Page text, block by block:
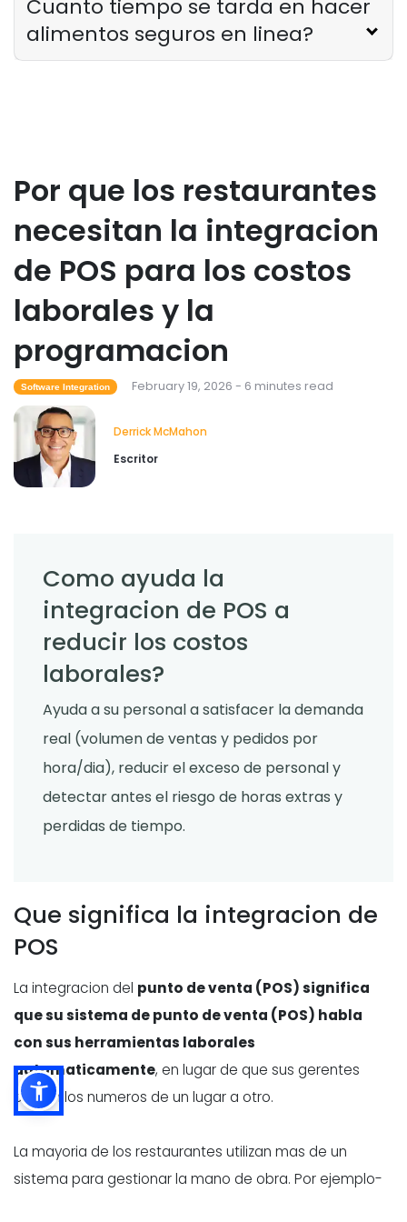
Como saber si su restaurante ha
superado su oferta tecnologica
Derrick McMahon Feb 04, 2026
Derrick McMahon Feb 04, 2026
Como el software de inventario de
restaurantes ayuda a controlar los
costos de los alimentos
Derrick McMahon
Que tecnologia para restaurantes
Derrick McMahon
Cuanto tiempo se tarda en hacer
alimentos seguros en linea?
Por que los restaurantes
necesitan la integracion
de POS para los costos
laborales y la
programacion
Software Integration February 19, 2026 - 6 minutes read
Derrick McMahon
Escritor
Como ayuda la
integracion de POS a
reducir los costos
laborales?
Ayuda a su personal a satisfacer la demanda
real (volumen de ventas y pedidos por
hora/dia), reducir el exceso de personal y
detectar antes el riesgo de horas extras y
perdidas de tiempo.
Que significa la integracion de
POS
La integracion del punto de venta (POS) significa
que su sistema de punto de venta (POS) habla
con sus herramientas laborales
automaticamente, en lugar de que sus gerentes
copien los numeros de un lugar a otro.
La mayoria de los restaurantes utilizan mas de un
sistema para gestionar la mano de obra. Por ejemplo-